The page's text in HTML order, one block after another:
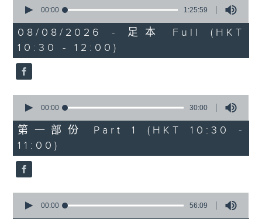
seconds
1
hour,
25
minutes,
59
seconds
00:00 1:25:59
08/08/2026 - 足本 Full (HKT
10:30 - 12:00)
seconds
30
minutes,
0
seconds
00:00 30:00
第一部份 Part 1 (HKT 10:30 -
11:00)
seconds
00:00 56:09